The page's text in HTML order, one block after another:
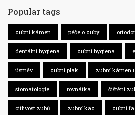
Popular tags
zubní kámen péče o zuby
dentální hygiena zubní hygiena
úsměv zubní plak zubní kámen
stomatologie rovnátka čištění
citlivost zubů zubní kaz zubní